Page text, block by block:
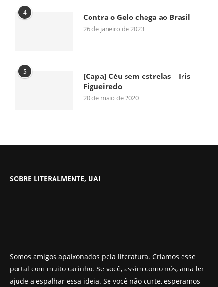
4 Contra o Gelo chega ao Brasil
26 de janeiro de 2023
5
[Capa] Céu sem estrelas – Iris
Figueiredo
20 de maio de 2020
SOBRE LITERALMENTE, UAI
Somos amigos apaixonados pela literatura. Criamos esse
portal com muito carinho. Se você, assim como nós, ama ler
ajude a espalhar essa ideia. Se você não curte, esperamos